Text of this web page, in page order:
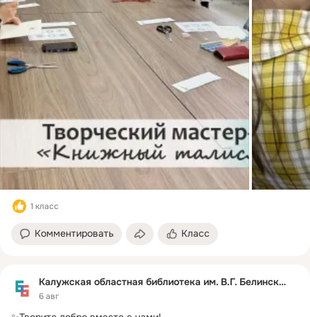
1 класс
Комментировать Класс
Калужская областная библиотека им. В.Г. Белинского
6 авг